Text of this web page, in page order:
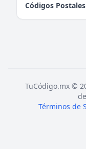
Códigos
TuCódigo.mx ©
Términos de